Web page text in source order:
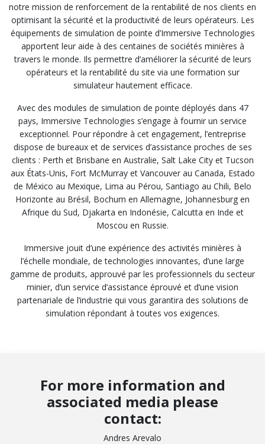
notre mission de renforcement de la rentabilité de nos clients en
optimisant la sécurité et la productivité de leurs opérateurs. Les
équipements de simulation de pointe d’Immersive Technologies
apportent leur aide à des centaines de sociétés minières à
travers le monde. Ils permettre d’améliorer la sécurité de leurs
opérateurs et la rentabilité du site via une formation sur
simulateur hautement efficace.
Avec des modules de simulation de pointe déployés dans 47
pays, Immersive Technologies s’engage à fournir un service
exceptionnel. Pour répondre à cet engagement, l’entreprise
dispose de bureaux et de services d’assistance proches de ses
clients : Perth et Brisbane en Australie, Salt Lake City et Tucson
aux États-Unis, Fort McMurray et Vancouver au Canada, Estado
de México au Mexique, Lima au Pérou, Santiago au Chili, Belo
Horizonte au Brésil, Bochum en Allemagne, Johannesburg en
Afrique du Sud, Djakarta en Indonésie, Calcutta en Inde et
Moscou en Russie.
Immersive jouit d’une expérience des activités minières à
l’échelle mondiale, de technologies innovantes, d’une large
gamme de produits, approuvé par les professionnels du secteur
minier, d’un service d’assistance éprouvé et d’une vision
partenariale de l’industrie qui vous garantira des solutions de
simulation répondant à toutes vos exigences.
For more information and
associated media please
contact:
Andres Arevalo